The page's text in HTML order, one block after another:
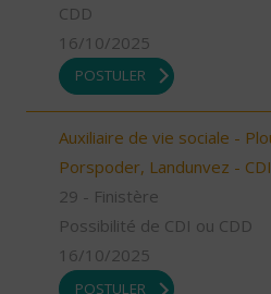
CDD
16/10/2025
POSTULER
Auxiliaire de vie sociale -
Porspoder, Landunvez -
29 - Finistère
Possibilité de CDI ou CDD
16/10/2025
POSTULER